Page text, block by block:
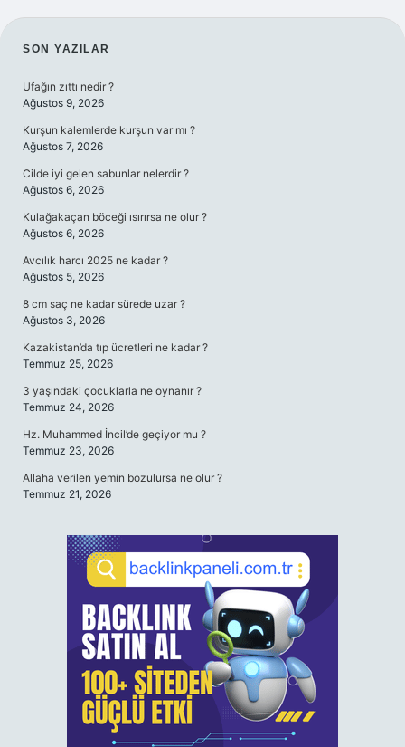
SIDEBAR
SON YAZILAR
Ufağın zıttı nedir ?
Ağustos 9, 2026
Kurşun kalemlerde kurşun var mı ?
Ağustos 7, 2026
Cilde iyi gelen sabunlar nelerdir ?
Ağustos 6, 2026
Kulağakaçan böceği ısırırsa ne olur ?
Ağustos 6, 2026
Avcılık harcı 2025 ne kadar ?
Ağustos 5, 2026
8 cm saç ne kadar sürede uzar ?
Ağustos 3, 2026
Kazakistan’da tıp ücretleri ne kadar ?
Temmuz 25, 2026
3 yaşındaki çocuklarla ne oynanır ?
Temmuz 24, 2026
Hz. Muhammed İncil’de geçiyor mu ?
Temmuz 23, 2026
Allaha verilen yemin bozulursa ne olur ?
Temmuz 21, 2026